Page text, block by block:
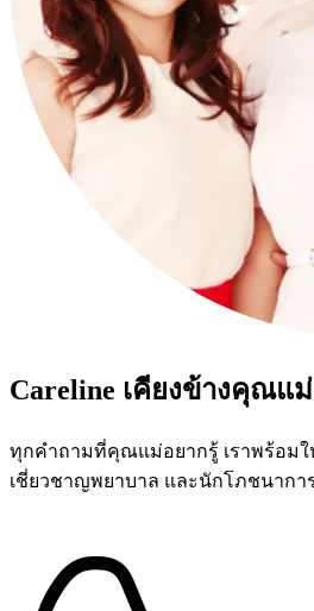
Careline เคียงข้างคุณ
ทุกคำถามที่คุณแม่อยากรู้ เราพร้อม
เชี่ยวชาญพยาบาล และนักโภชนากา